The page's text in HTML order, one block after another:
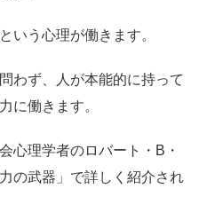
いう心理が働きます。
わず、人が本能的に持って
に働きます。
心理学者のロバート・B・
の武器」で詳しく紹介され